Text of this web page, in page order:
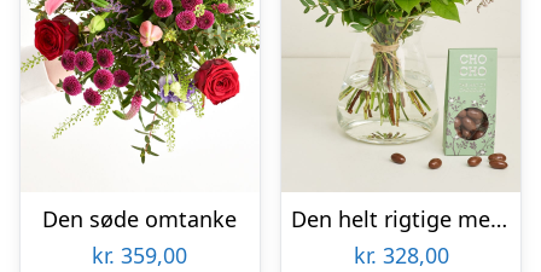
Den søde omtanke
kr. 359,00
Den helt rigtige med flødechokolade mandler
kr. 328,00